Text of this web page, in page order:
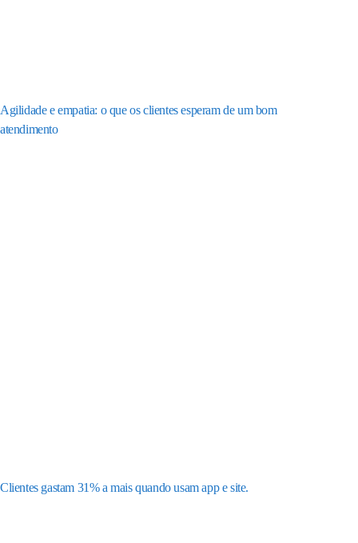
Agilidade e empatia: o que os clientes esperam de um bom
atendimento
Clientes gastam 31% a mais quando usam app e site.